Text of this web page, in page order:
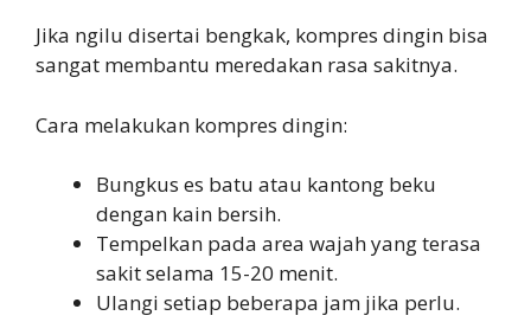
Jika ngilu disertai bengkak, kompres dingin bisa
sangat membantu meredakan rasa sakitnya.
Cara melakukan kompres dingin:
Bungkus es batu atau kantong beku
dengan kain bersih.
Tempelkan pada area wajah yang terasa
sakit selama 15-20 menit.
Ulangi setiap beberapa jam jika perlu.